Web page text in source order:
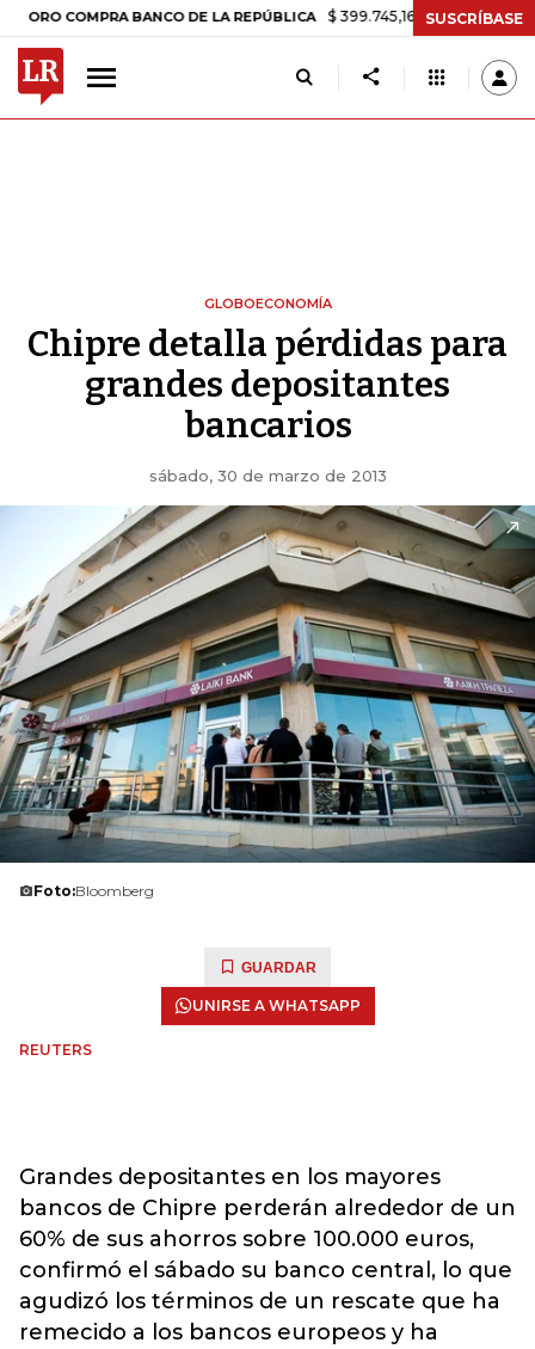
BANCO DE LA REPÚBLICA $ 399.745,16 +$ 2.295,71 +0,58%
SUSCRÍBASE
GLOBOECONOMÍA
Chipre detalla pérdidas para
grandes depositantes
bancarios
sábado, 30 de marzo de 2013
Foto:Bloomberg
GUARDAR
UNIRSE A WHATSAPP
REUTERS
Grandes depositantes en los mayores
bancos de Chipre perderán alrededor de un
60% de sus ahorros sobre 100.000 euros,
confirmó el sábado su banco central, lo que
agudizó los términos de un rescate que ha
remecido a los bancos europeos y ha